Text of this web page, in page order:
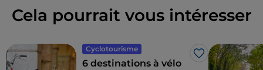
Cela pourrait vous intéresser
Cyclotourisme
J’aime
6 destinations à vélo